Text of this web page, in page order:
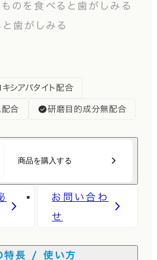
ものを食べると歯がしみる
と歯がしみる
シアパタイト配合
配合 研磨目的成分無配合
商品を購入する
お問い合わ
せ
特長 / 使い方